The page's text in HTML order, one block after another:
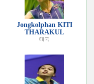
Jongkolphan KITI
THARAKUL
태국